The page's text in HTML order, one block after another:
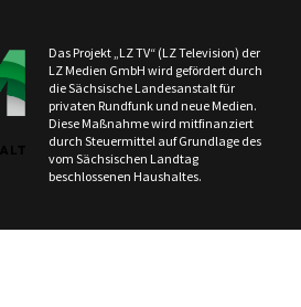
Das Projekt „LZ TV“ (LZ Television) der
LZ Medien GmbH wird gefördert durch
die Sächsische Landesanstalt für
privaten Rundfunk und neue Medien.
Diese Maßnahme wird mitfinanziert
durch Steuermittel auf Grundlage des
vom Sächsischen Landtag
beschlossenen Haushaltes.